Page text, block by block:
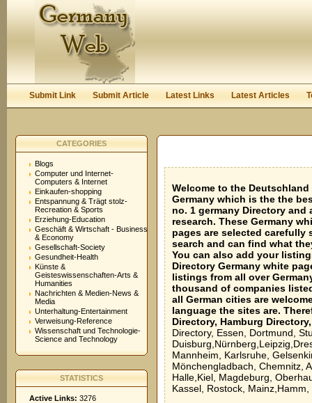
Submit Link Submit Article Latest Links Latest Articles
CATEGORIES
Blogs
Computer und Internet-
Computers & Internet
Einkaufen-shopping
Entspannung & Trägt stolz-
Recreation & Sports
Erziehung-Education
Geschäft & Wirtschaft - Business
& Economy
Gesellschaft-Society
Gesundheit-Health
Künste &
Geisteswissenschaften-Arts &
Humanities
Nachrichten & Medien-News &
Media
Unterhaltung-Entertainment
Verweisung-Reference
Wissenschaft und Technologie-
Science and Technology
STATISTICS
Active Links: 3276
Welcome to the
Germany which is the the
no. 1 germany Directory
research. These Germany
pages are selected carefully
search and can find what
You can also add your
Directory Germany white
listings from all over
thousand of companies
all German cities are
language the sites are.
Directory, Hamburg
Directory, Essen, Dortmund,
Duisburg, Nürnberg, Leipzig,
Mannheim, Karlsruhe,
Mönchengladbach, Chemnitz,
Halle, Kiel, Magdeburg,
Kassel, Rostock, Mainz, Hamm,